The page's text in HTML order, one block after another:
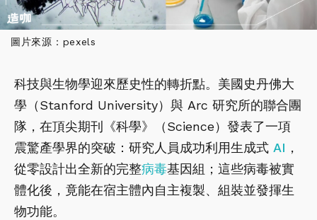
圖片來源：pexels
科技與生物學迎來歷史性的轉折點。美國史丹佛大
學（Stanford University）與 Arc 研究所的聯合團
隊，在頂尖期刊《科學》（Science）發表了一項
震驚產學界的突破：研究人員成功利用生成式 AI ，
從零設計出全新的完整病毒基因組；這些病毒被實
體化後，竟能在宿主體內自主複製、組裝並發揮生
物功能。